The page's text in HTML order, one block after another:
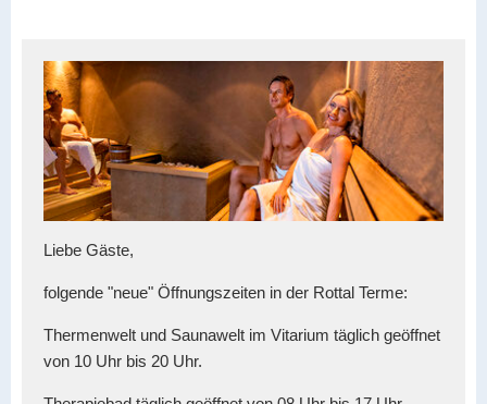
Liebe Gäste,
folgende "neue" Öffnungszeiten in der Rottal Terme:
Thermenwelt und Saunawelt im Vitarium täglich geöffnet
von 10 Uhr bis 20 Uhr.